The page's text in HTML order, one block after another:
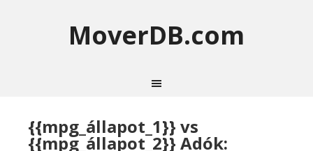
MoverDB.com
{{mpg_állapot_1}} vs
{{mpg_állapot_2}} Adók: